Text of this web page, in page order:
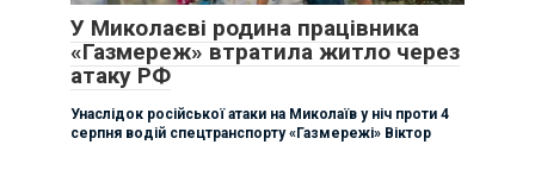
У Миколаєві родина працівника
«Газмереж» втратила житло через
атаку РФ
Унаслідок російської атаки на Миколаїв у ніч проти 4
серпня водій спецтранспорту «Газмережі» Віктор